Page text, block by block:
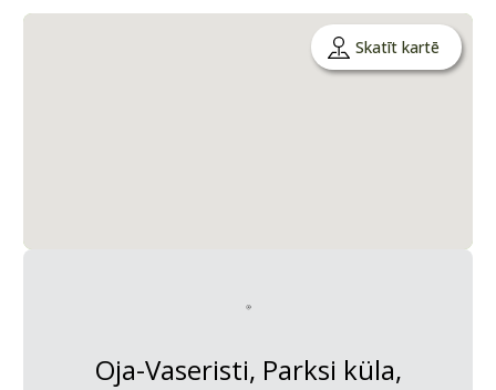
Skatīt kartē
Oja-Vaseristi, Parksi küla,